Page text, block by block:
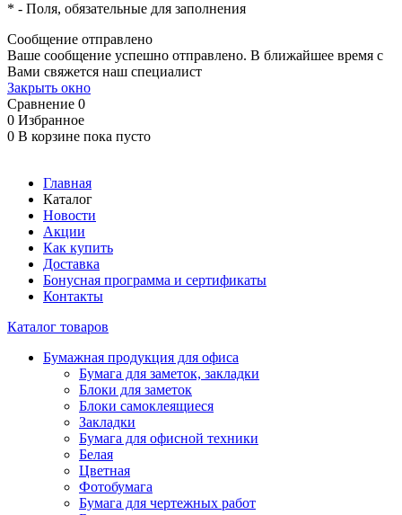
* - Поля, обязательные для заполнения
Сообщение отправлено
Ваше сообщение успешно отправлено. В ближайшее время с
Вами свяжется наш специалист
Закрыть окно
Сравнение 0
0 Избранное
0 В корзине пока пусто
Главная
Каталог
Новости
Акции
Как купить
Доставка
Бонусная программа и сертификаты
Контакты
Каталог товаров
Бумажная продукция для офиса
Бумага для заметок, закладки
Блоки для заметок
Блоки самоклеящиеся
Закладки
Бумага для офисной техники
Белая
Цветная
Фотобумага
Бумага для чертежных работ